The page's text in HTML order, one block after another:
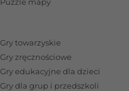
Puzzle mapy
Gry towarzyskie
Gry zręcznościowe
Gry edukacyjne dla dzieci
Gry dla grup i przedszkoli